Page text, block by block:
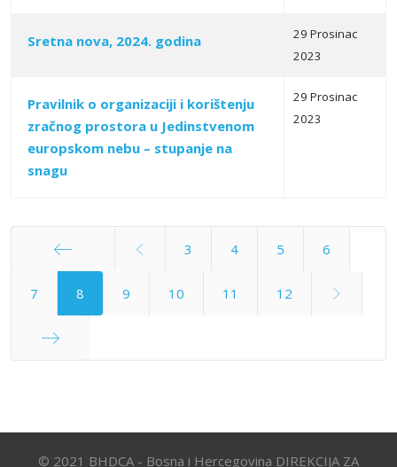
Sretna nova, 2024. godina
29 Prosinac
2023
Pravilnik o organizaciji i korištеnju
zračnog prostora u Jedinstvenom
europskom nebu – stupanje na
snagu
29 Prosinac
2023
Početak
3 4 5 6
7 8 9 10 11 12
© 2021 BHDCA - Bosna i Hercegovina DIREKCIJA ZA